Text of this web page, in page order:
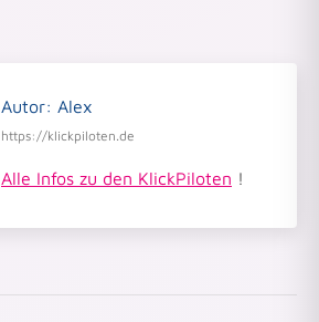
Autor: Alex
https://klickpiloten.de
Alle Infos zu den KlickPiloten !